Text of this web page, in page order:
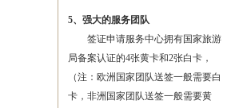
5、强大的服务团队
签证申请服务中心拥有国家旅游
局备案认证的4张黄卡和2张白卡，
（注：欧洲国家团队送签一般需要白
卡，非洲国家团队送签一般需要黄